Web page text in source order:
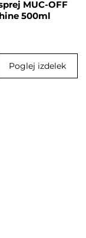
MUC-OFF
500ml
Poglej izdelek